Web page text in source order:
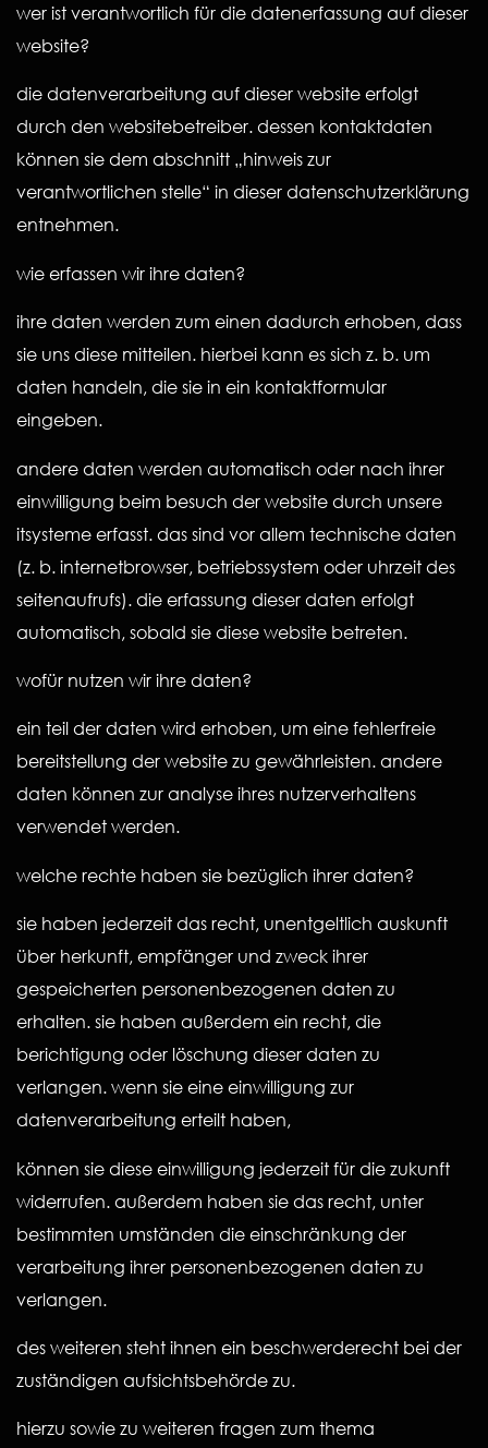
wer ist verantwortlich für die datenerfassung auf dieser
website?
die datenverarbeitung auf dieser website erfolgt
durch den websitebetreiber. dessen kontaktdaten
können sie dem abschnitt „hinweis zur
verantwortlichen stelle“ in dieser datenschutzerklärung
entnehmen.
wie erfassen wir ihre daten?
ihre daten werden zum einen dadurch erhoben, dass
sie uns diese mitteilen. hierbei kann es sich z. b. um
daten handeln, die sie in ein kontaktformular
eingeben.
andere daten werden automatisch oder nach ihrer
einwilligung beim besuch der website durch unsere
itsysteme erfasst. das sind vor allem technische daten
(z. b. internetbrowser, betriebssystem oder uhrzeit des
seitenaufrufs). die erfassung dieser daten erfolgt
automatisch, sobald sie diese website betreten.
wofür nutzen wir ihre daten?
ein teil der daten wird erhoben, um eine fehlerfreie
bereitstellung der website zu gewährleisten. andere
daten können zur analyse ihres nutzerverhaltens
verwendet werden.
welche rechte haben sie bezüglich ihrer daten?
sie haben jederzeit das recht, unentgeltlich auskunft
über herkunft, empfänger und zweck ihrer
gespeicherten personenbezogenen daten zu
erhalten. sie haben außerdem ein recht, die
berichtigung oder löschung dieser daten zu
verlangen. wenn sie eine einwilligung zur
datenverarbeitung erteilt haben,
können sie diese einwilligung jederzeit für die zukunft
widerrufen. außerdem haben sie das recht, unter
bestimmten umständen die einschränkung der
verarbeitung ihrer personenbezogenen daten zu
verlangen.
des weiteren steht ihnen ein beschwerderecht bei der
zuständigen aufsichtsbehörde zu.
hierzu sowie zu weiteren fragen zum thema